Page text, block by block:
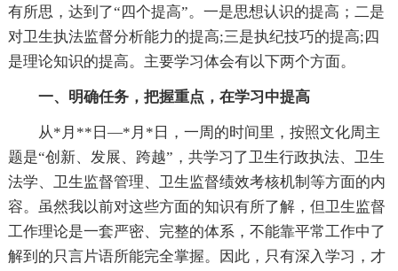
有所思，达到了“四个提高”。一是思想认识的提高；二是
对卫生执法监督分析能力的提高;三是执纪技巧的提高;四
是理论知识的提高。主要学习体会有以下两个方面。
一、明确任务，把握重点，在学习中提高
从*月**日—*月*日，一周的时间里，按照文化周主
题是“创新、发展、跨越”，共学习了卫生行政执法、卫生
法学、卫生监督管理、卫生监督绩效考核机制等方面的内
容。虽然我以前对这些方面的知识有所了解，但卫生监督
工作理论是一套严密、完整的体系，不能靠平常工作中了
解到的只言片语所能完全掌握。因此，只有深入学习，才